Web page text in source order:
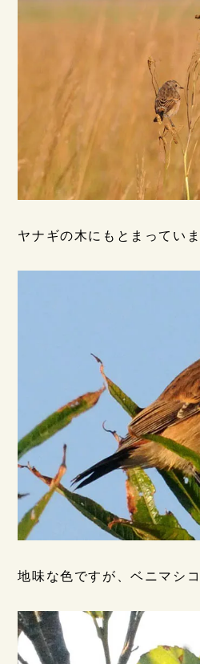
ヤナギの木にもとまっていま
地味な色ですが、ベニマシコ